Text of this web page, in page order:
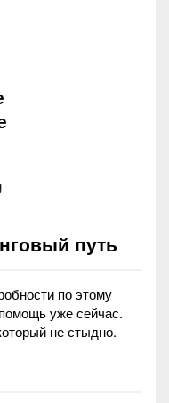
путь
по этому
уже сейчас.
не стыдно.